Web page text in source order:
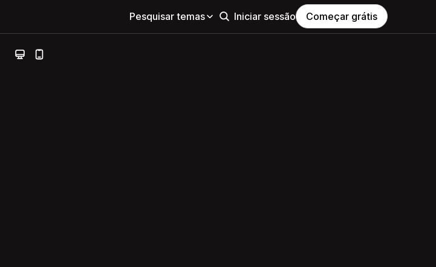
Pesquisar temas Iniciar sessão Começar grátis